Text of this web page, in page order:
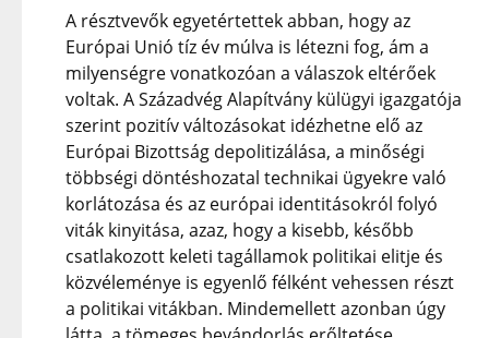
A résztvevők egyetértettek abban, hogy az
Európai Unió tíz év múlva is létezni fog, ám a
milyenségre vonatkozóan a válaszok eltérőek
voltak. A Századvég Alapítvány külügyi igazgatója
szerint pozitív változásokat idézhetne elő az
Európai Bizottság depolitizálása, a minőségi
többségi döntéshozatal technikai ügyekre való
korlátozása és az európai identitásokról folyó
viták kinyitása, azaz, hogy a kisebb, később
csatlakozott keleti tagállamok politikai elitje és
közvéleménye is egyenlő félként vehessen részt
a politikai vitákban. Mindemellett azonban úgy